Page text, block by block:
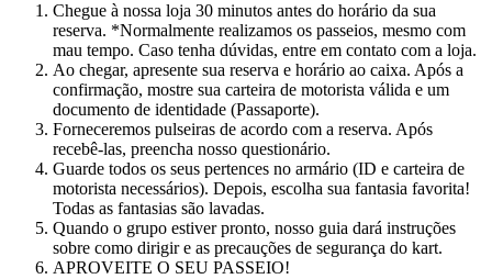
Chegue à nossa loja 30 minutos antes do horário da sua
reserva. *Normalmente realizamos os passeios, mesmo com
mau tempo. Caso tenha dúvidas, entre em contato com a loja.
Ao chegar, apresente sua reserva e horário ao caixa. Após a
confirmação, mostre sua carteira de motorista válida e um
documento de identidade (Passaporte).
Forneceremos pulseiras de acordo com a reserva. Após
recebê-las, preencha nosso questionário.
Guarde todos os seus pertences no armário (ID e carteira de
motorista necessários). Depois, escolha sua fantasia favorita!
Todas as fantasias são lavadas.
Quando o grupo estiver pronto, nosso guia dará instruções
sobre como dirigir e as precauções de segurança do kart.
APROVEITE O SEU PASSEIO!